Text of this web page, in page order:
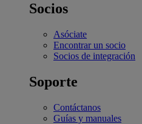
Socios
Asóciate
Encontrar un socio
Socios de integración
Soporte
Contáctanos
Guías y manuales